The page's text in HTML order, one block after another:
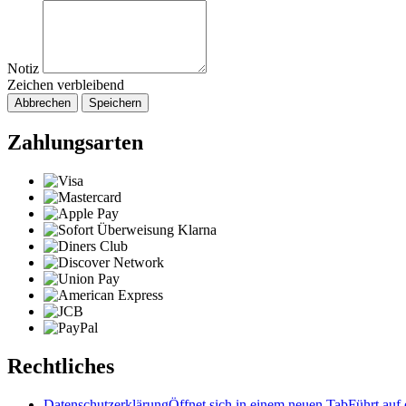
Notiz
Zeichen verbleibend
Abbrechen Speichern
Zahlungsarten
Rechtliches